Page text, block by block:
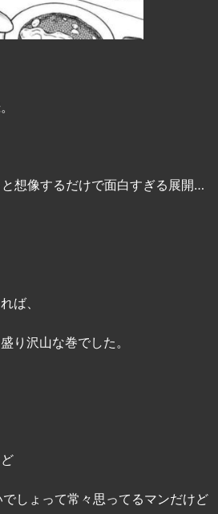
想像するだけで面白すぎる展開…
ば、
り沢山な巻でした。
しょって常々思ってるマンだけど